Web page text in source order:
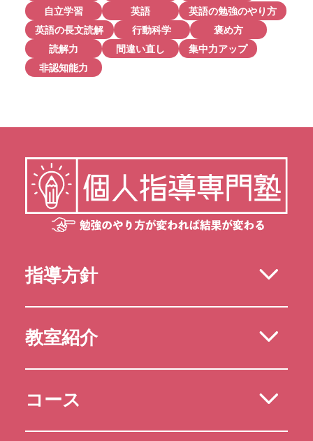
自立学習
英語
英語の勉強のやり方
英語の長文読解
行動科学
褒め方
読解力
間違い直し
集中力アップ
非認知能力
指導方針
教室紹介
コース